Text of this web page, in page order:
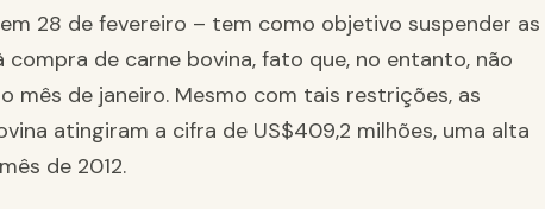
28 de fevereiro – tem como objetivo suspender as
de carne bovina, fato que, no entanto, não
mês de janeiro. Mesmo com tais restrições, as
atingiram a cifra de US$409,2 milhões, uma alta
de 2012.